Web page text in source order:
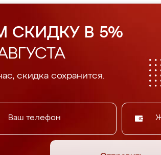
СКИДКУ В 5%
скидка сохранится.